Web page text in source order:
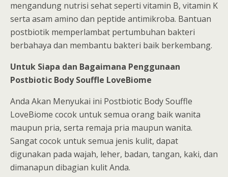
mengandung nutrisi sehat seperti vitamin B, vitamin K
serta asam amino dan peptide antimikroba. Bantuan
postbiotik memperlambat pertumbuhan bakteri
berbahaya dan membantu bakteri baik berkembang.
Untuk Siapa dan Bagaimana Penggunaan
Postbiotic Body Souffle LoveBiome
Anda Akan Menyukai ini Postbiotic Body Souffle
LoveBiome cocok untuk semua orang baik wanita
maupun pria, serta remaja pria maupun wanita.
Sangat cocok untuk semua jenis kulit, dapat
digunakan pada wajah, leher, badan, tangan, kaki, dan
dimanapun dibagian kulit Anda.